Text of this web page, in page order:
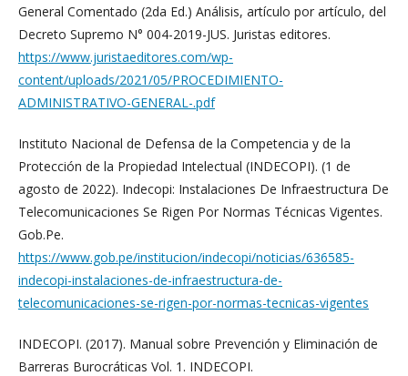
General Comentado (2da Ed.) Análisis, artículo por artículo, del
Decreto Supremo N° 004-2019-JUS. Juristas editores.
https://www.juristaeditores.com/wp-
content/uploads/2021/05/PROCEDIMIENTO-
ADMINISTRATIVO-GENERAL-.pdf
Instituto Nacional de Defensa de la Competencia y de la
Protección de la Propiedad Intelectual (INDECOPI). (1 de
agosto de 2022). Indecopi: Instalaciones De Infraestructura De
Telecomunicaciones Se Rigen Por Normas Técnicas Vigentes.
Gob.Pe.
https://www.gob.pe/institucion/indecopi/noticias/636585-
indecopi-instalaciones-de-infraestructura-de-
telecomunicaciones-se-rigen-por-normas-tecnicas-vigentes
INDECOPI. (2017). Manual sobre Prevención y Eliminación de
Barreras Burocráticas Vol. 1. INDECOPI.